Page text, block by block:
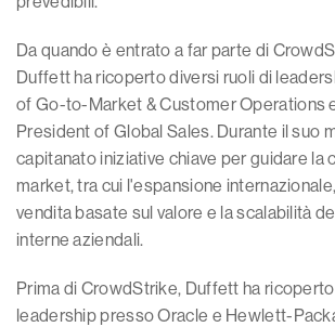
Da quando è entrato a far parte di
Duffett ha ricoperto diversi ruoli di
of Go-to-Market & Customer Operations
President of Global Sales. Durante il suo
capitanato iniziative chiave per guidare la
market, tra cui l'espansione
vendita basate sul valore e la scalabilità
interne aziendali.
Prima di CrowdStrike, Duffett ha
leadership presso Oracle e Hewlett-